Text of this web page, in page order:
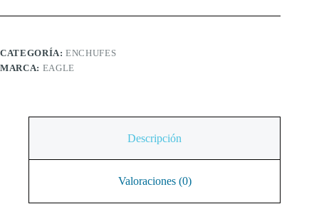
CATEGORÍA:ENCHUFES
MARCA: EAGLE
Descripción
Valoraciones (0)